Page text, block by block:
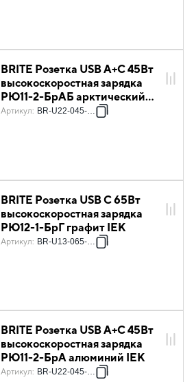
BRITE Розетка USB A+C 45Вт
высокоскоростная зарядка
РЮ11-2-БрАБ арктический
белый IEK
Артикул: BR-U22-045-K91
BRITE Розетка USB C 65Вт
высокоскоростная зарядка
РЮ12-1-БрГ графит IEK
Артикул: BR-U13-065-K53
BRITE Розетка USB A+C 45Вт
высокоскоростная зарядка
РЮ11-2-БрА алюминий IEK
Артикул: BR-U22-045-K47